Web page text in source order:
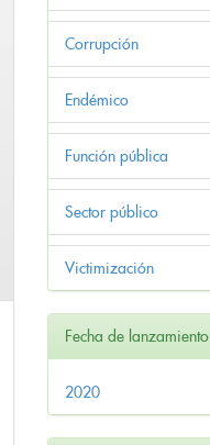
Corrupción
Endémico
Función pública
Sector público
Victimización
Fecha de lanzamiento
2020